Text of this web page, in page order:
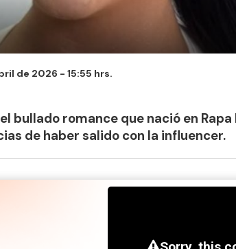
de 2026 - 15:55 hrs.
bullado romance que nació en
de haber salido con la influencer.